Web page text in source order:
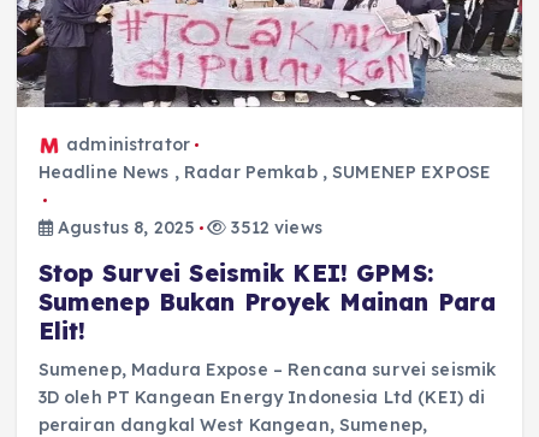
administrator
Headline News , Radar Pemkab,SUMENEP EXPOSE
Agustus 8, 2025 3512 views
Stop Survei Seismik KEI! GPMS:
Sumenep Bukan Proyek Mainan Para
Elit!
Sumenep, Madura Expose – Rencana survei seismik
3D oleh PT Kangean Energy Indonesia Ltd (KEI) di
perairan dangkal West Kangean, Sumenep,